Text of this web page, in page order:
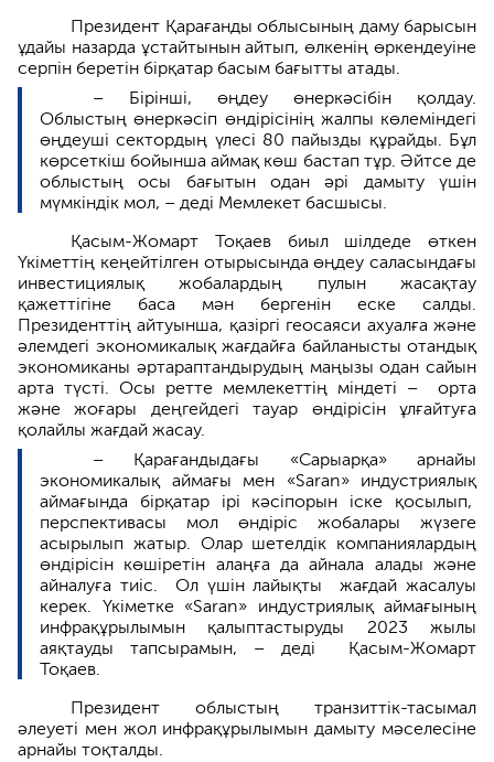
Президент Қарағанды облысының даму барысын
ұдайы назарда ұстайтынын айтып, өлкенің өркендеуіне
серпін беретін бірқатар басым бағытты атады.
– Бірінші, өңдеу өнеркәсібін қолдау.
Облыстың өнеркәсіп өндірісінің жалпы көлеміндегі
өңдеуші сектордың үлесі 80 пайызды құрайды. Бұл
көрсеткіш бойынша аймақ көш бастап тұр. Әйтсе де
облыстың осы бағытын одан әрі дамыту үшін
мүмкіндік мол, – деді Мемлекет басшысы.
Қасым-Жомарт Тоқаев биыл шілдеде өткен
Үкіметтің кеңейтілген отырысында өңдеу саласындағы
инвестициялық жобалардың пулын жасақтау
қажеттігіне баса мән бергенін еске салды.
Президенттің айтуынша, қазіргі геосаяси ахуалға және
әлемдегі экономикалық жағдайға байланысты отандық
экономиканы әртараптандырудың маңызы одан сайын
арта түсті. Осы ретте мемлекеттің міндеті – орта
және жоғары деңгейдегі тауар өндірісін ұлғайтуға
қолайлы жағдай жасау.
– Қарағандыдағы «Сарыарқа» арнайы
экономикалық аймағы мен «Saran» индустриялық
аймағында бірқатар ірі кәсіпорын іске қосылып,
перспективасы мол өндіріс жобалары жүзеге
асырылып жатыр. Олар шетелдік компаниялардың
өндірісін көшіретін алаңға да айнала алады және
айналуға тиіс. Ол үшін лайықты жағдай жасалуы
керек. Үкіметке «Saran» индустриялық аймағының
инфрақұрылымын қалыптастыруды 2023 жылы
аяқтауды тапсырамын, – деді Қасым-Жомарт
Тоқаев.
Президент облыстың транзиттік-тасымал
әлеуеті мен жол инфрақұрылымын дамыту мәселесіне
арнайы тоқталды.